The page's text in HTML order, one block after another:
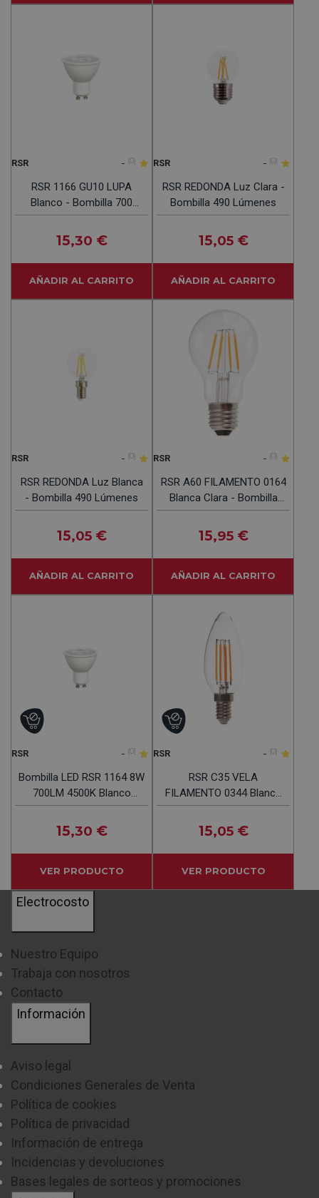
RSR - (0)
RSR 1166 GU10 LUPA
Blanco - Bombilla 700
Lúmenes
15,30 €
AÑADIR AL CARRITO
RSR - (0)
RSR REDONDA Luz Clara -
Bombilla 490 Lúmenes
15,05 €
AÑADIR AL CARRITO
RSR - (0)
RSR REDONDA Luz Blanca
- Bombilla 490 Lúmenes
15,05 €
AÑADIR AL CARRITO
RSR - (0)
RSR A60 FILAMENTO 0164
Blanca Clara - Bombilla
E27 7W 850LM 4000K
15,95 €
AÑADIR AL CARRITO
RSR - (0)
Bombilla LED RSR 1164 8W
700LM 4500K Blanco
Cálido
15,30 €
VER PRODUCTO
RSR - (0)
RSR C35 VELA
FILAMENTO 0344 Blanca
Clara - Bombilla E14 4W
490LM 4000K
15,05 €
VER PRODUCTO
Electrocosto
Nuestro Equipo
Trabaja con nosotros
Contacto
Información
Aviso legal
Condiciones Generales de Venta
Política de cookies
Política de privacidad
Información de entrega
Incidencias y devoluciones
Bases legales de sorteos y promociones